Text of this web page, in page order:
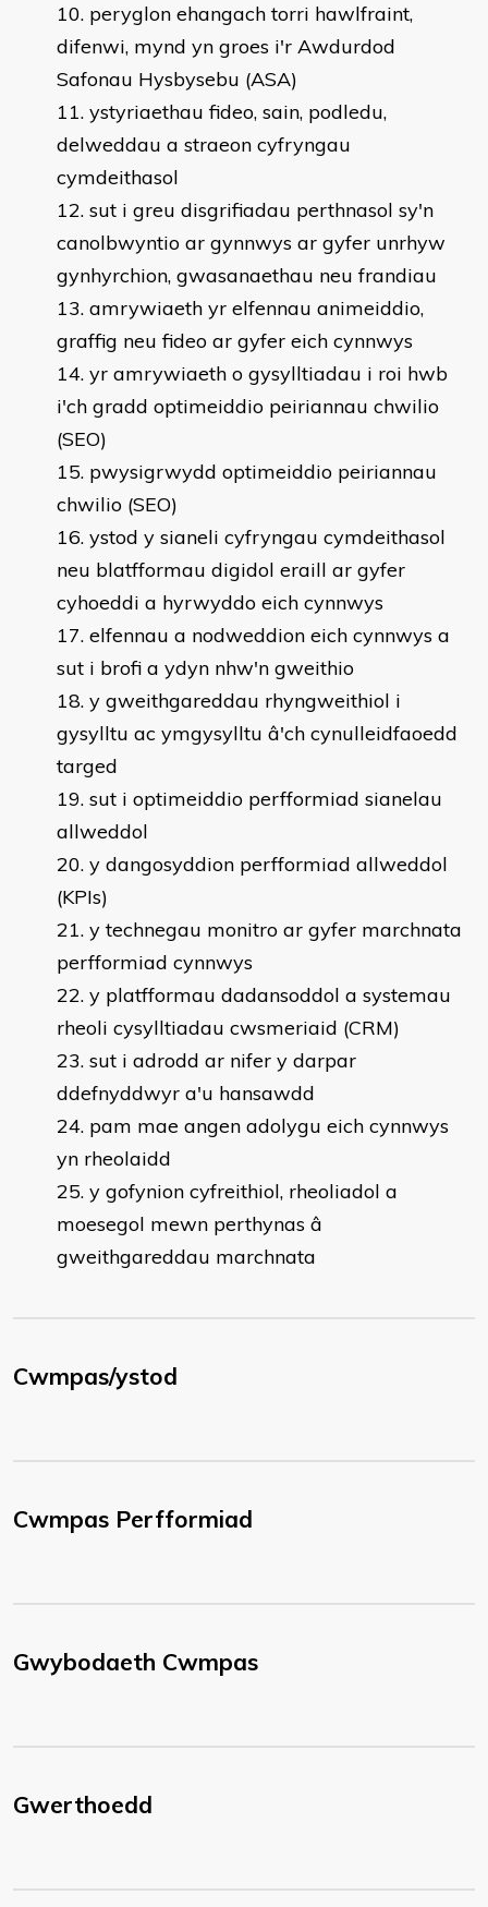
peryglon ehangach torri hawlfraint,
difenwi, mynd yn groes i'r Awdurdod
Safonau Hysbysebu (ASA)
ystyriaethau fideo, sain, podledu,
delweddau a straeon cyfryngau
cymdeithasol
sut i greu disgrifiadau perthnasol sy'n
canolbwyntio ar gynnwys ar gyfer unrhyw
gynhyrchion, gwasanaethau neu frandiau
amrywiaeth yr elfennau animeiddio,
graffig neu fideo ar gyfer eich cynnwys
yr amrywiaeth o gysylltiadau i roi hwb
i'ch gradd optimeiddio peiriannau chwilio
(SEO)
pwysigrwydd optimeiddio peiriannau
chwilio (SEO)
ystod y sianeli cyfryngau cymdeithasol
neu blatfformau digidol eraill ar gyfer
cyhoeddi a hyrwyddo eich cynnwys
elfennau a nodweddion eich cynnwys a
sut i brofi a ydyn nhw'n gweithio
y gweithgareddau rhyngweithiol i
gysylltu ac ymgysylltu â'ch cynulleidfaoedd
targed
sut i optimeiddio perfformiad sianelau
allweddol
y dangosyddion perfformiad allweddol
(KPIs)
y technegau monitro ar gyfer marchnata
perfformiad cynnwys
y platfformau dadansoddol a systemau
rheoli cysylltiadau cwsmeriaid (CRM)
sut i adrodd ar nifer y darpar
ddefnyddwyr a'u hansawdd
pam mae angen adolygu eich cynnwys
yn rheolaidd
y gofynion cyfreithiol, rheoliadol a
moesegol mewn perthynas â
gweithgareddau marchnata
Cwmpas/ystod
Cwmpas Perfformiad
Gwybodaeth Cwmpas
Gwerthoedd